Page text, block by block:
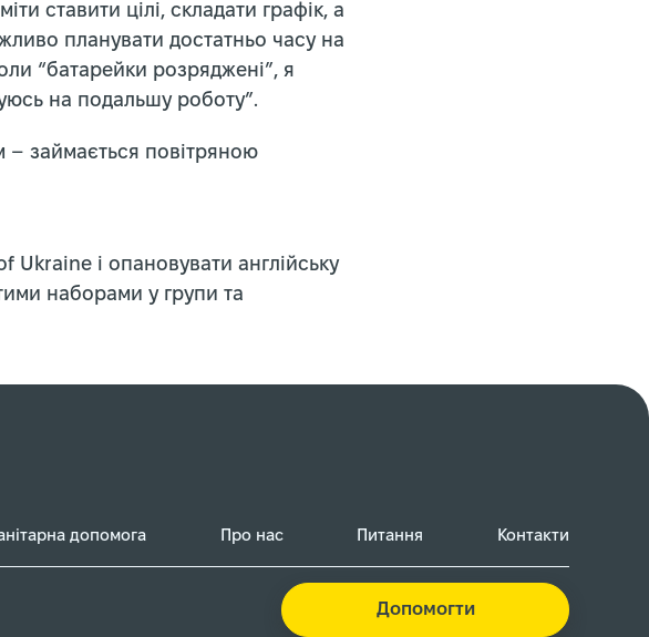
ставити цілі, складати графік, а
планувати достатньо часу на
“батарейки розряджені”, я
на подальшу роботу”.
– займається повітряною
Ukraine і опановувати англійську
наборами у групи та
допомога Про нас Питання Контакти
Допомогти